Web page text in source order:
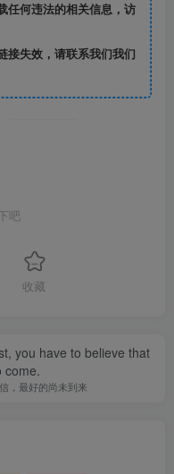
任何违法的相关信息，访
接失效，请联系我们我们
吧
收藏
you have to believe that
come.
，最好的尚未到来